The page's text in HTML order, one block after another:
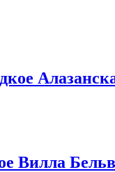
Вилла